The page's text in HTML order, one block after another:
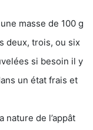
masse de 100 g
deux, trois, ou six
si besoin il y
un état frais et
nature de l’appât